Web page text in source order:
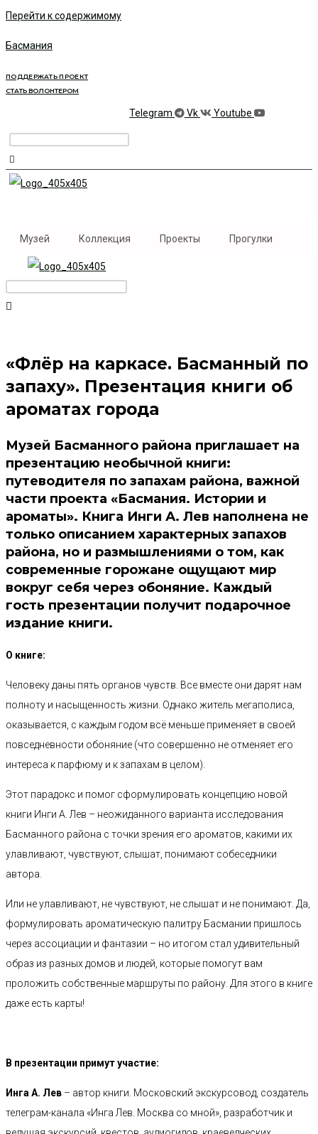
Перейти к содержимому
Басмания
ПОДДЕРЖАТЬ ПРОЕКТ
СТАТЬ ВОЛОНТЕРОМ
Telegram Vk Youtube
Музей Коллекция Проекты Прогулки
«Флёр на каркасе. Басманный по
запаху». Презентация книги об
ароматах города
Музей Басманного района приглашает на
презентацию необычной книги:
путеводителя по запахам района, важной
части проекта «Басмания. Истории и
ароматы». Книга Инги А. Лев наполнена не
только описанием характерных запахов
района, но и размышлениями о том, как
современные горожане ощущают мир
вокруг себя через обоняние. Каждый
гость презентации получит подарочное
издание книги.
О книге:
Человеку даны пять органов чувств. Все вместе они дарят нам
полноту и насыщенность жизни. Однако житель мегаполиса,
оказывается, с каждым годом всё меньше применяет в своей
повседневности обоняние (что совершенно не отменяет его
интереса к парфюму и к запахам в целом).
Этот парадокс и помог сформулировать концепцию новой
книги Инги А. Лев – неожиданного варианта исследования
Басманного района с точки зрения его ароматов, какими их
улавливают, чувствуют, слышат, понимают собеседники
автора.
Или не улавливают, не чувствуют, не слышат и не понимают. Да,
формулировать ароматическую палитру Басмании пришлось
через ассоциации и фантазии – но итогом стал удивительный
образ из разных домов и людей, которые помогут вам
проложить собственные маршруты по району. Для этого в книге
даже есть карты!
В презентации примут участие:
Инга А. Лев – автор книги. Московский экскурсовод, создатель
телеграм-канала «Инга Лев. Москва со мной», разработчик и